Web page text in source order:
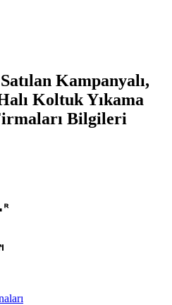
Kampanyalı,
Koltuk Yıkama
Bilgileri